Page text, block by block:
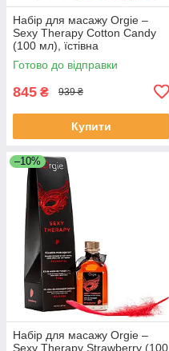
Набір для масажу Orgie –
Sexy Therapy Cotton Candy
(100 мл), їстівна
розігрівальна олія + пір’їнка
Готово до відправки
845 ₴ 939 ₴
Купити
–10%
Набір для масажу Orgie –
Sexy Therapy Strawberry (100